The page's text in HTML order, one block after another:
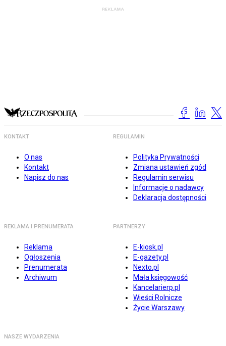
KONTAKT
O nas
Kontakt
Napisz do nas
REGULAMIN
Polityka Prywatności
Zmiana ustawień zgód
Regulamin serwisu
Informacje o nadawcy
Deklaracja dostępności
REKLAMA I PRENUMERATA
Reklama
Ogłoszenia
Prenumerata
Archiwum
PARTNERZY
E-kiosk.pl
E-gazety.pl
Nexto.pl
Mała księgowość
Kancelarierp.pl
Wieści Rolnicze
Życie Warszawy
NASZE WYDARZENIA